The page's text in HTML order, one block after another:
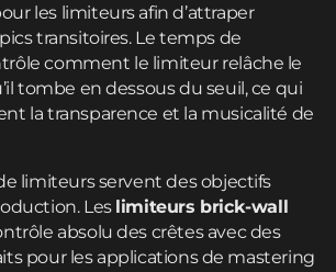
les limiteurs afin d’attraper
transitoires. Le temps de
comment le limiteur relâche le
tombe en dessous du seuil, ce qui
la transparence et la musicalité de
limiteurs servent des objectifs
Les limiteurs brick-wall
absolu des crêtes avec des
pour les applications de mastering